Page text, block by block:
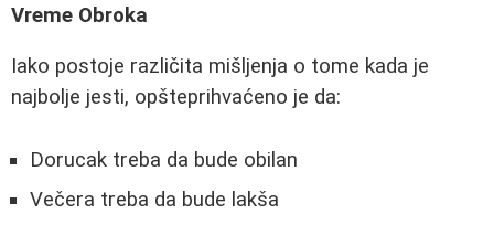
Vreme Obroka
Iako postoje različita mišljenja o tome kada je
najbolje jesti, opšteprihvaćeno je da:
Dorucak treba da bude obilan
Večera treba da bude lakša